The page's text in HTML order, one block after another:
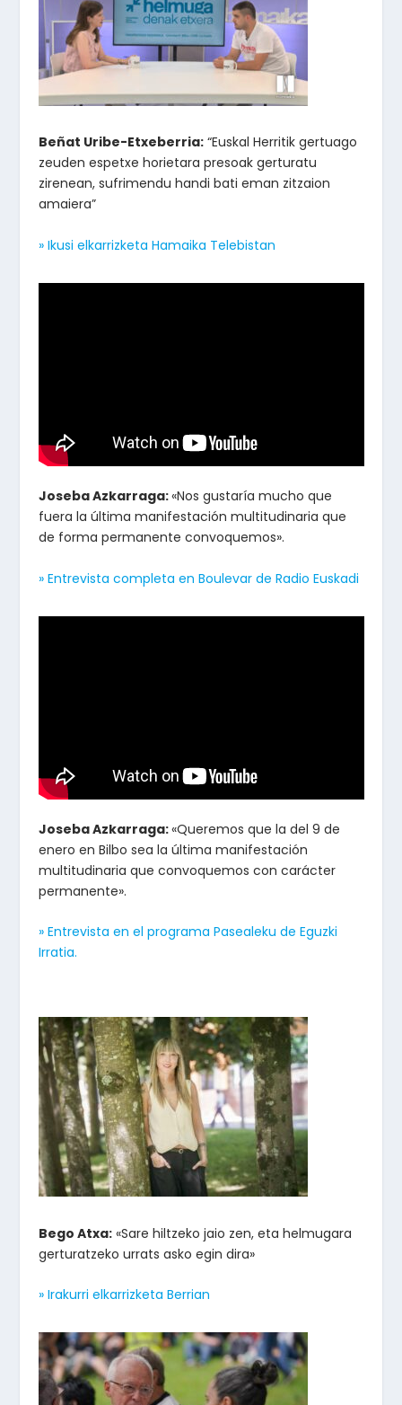
Beñat Uribe-Etxeberria:“Euskal Herritik gertuago
zeuden espetxe horietara presoak gerturatu
zirenean, sufrimendu handi bati eman zitzaion
amaiera”
» Ikusi elkarrizketa Hamaika Telebistan
Joseba Azkarraga:«Nos gustaría mucho que
fuera la última manifestación multitudinaria que
de forma permanente convoquemos».
» Entrevista completa en Boulevar de Radio Euskadi
Joseba Azkarraga:«Queremos que la del 9 de
enero en Bilbo sea la última manifestación
multitudinaria que convoquemos con carácter
permanente».
» Entrevista en el programa Pasealeku de Eguzki
Irratia.
Bego Atxa:«Sare hiltzeko jaio zen, eta helmugara
gerturatzeko urrats asko egin dira»
» Irakurri elkarrizketa Berrian